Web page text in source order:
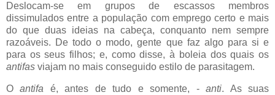
Deslocam-se em grupos de escassos membros
dissimulados entre a população com emprego certo e mais
do que duas ideias na cabeça, conquanto nem sempre
razoáveis. De todo o modo, gente que faz algo para si e
para os seus filhos; e, como disse, à boleia dos quais os
antifas viajam no mais conseguido estilo de parasitagem.
Oantifa é, antes de tudo e somente, -anti. As suas